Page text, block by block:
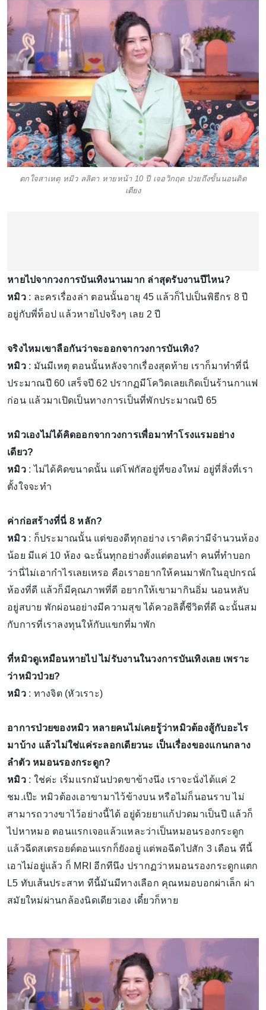
ตกใจสาเหตุ หมิว ลลิตา หายหน้า 10 ปี เจอวิกฤต ป่วยถึงขั้นนอนติด
เตียง
หายไปจากวงการบันเทิงนานมาก ล่าสุดรับงานปีไหน?
หมิว: ละครเรื่องล่า ตอนนั้นอายุ 45 แล้วก็ไปเป็นพิธีกร 8 ปี
อยู่กับพี่ท็อป แล้วหายไปจริงๆ เลย 2 ปี
จริงไหมเขาลือกันว่าจะออกจากวงการบันเทิง?
หมิว: มันมีเหตุ ตอนนั้นหลังจากเรื่องสุดท้าย เราก็มาทำที่นี่
ประมาณปี 60 เสร็จปี 62 ปรากฏมีโควิดเลยเกิดเป็นร้านกาแฟ
ก่อน แล้วมาเปิดเป็นทางการเป็นที่พักประมาณปี 65
หมิวเองไม่ได้คิดออกจากวงการเพื่อมาทำโรงแรมอย่าง
เดียว?
หมิว : ไม่ได้คิดขนาดนั้น แต่โฟกัสอยู่ที่ของใหม่ อยู่ที่สิ่งที่เรา
ตั้งใจจะทำ
ค่าก่อสร้างที่นี่ 8 หลัก?
หมิว: ก็ประมาณนั้น แต่ของดีทุกอย่าง เราคิดว่ามีจำนวนห้อง
น้อย มีแค่ 10 ห้อง ฉะนั้นทุกอย่างตั้งแต่ตอนทำ คนที่ทำบอก
ว่านี่ไม่เอากำไรเลยเหรอ คือเราอยากให้คนมาพักในอุปกรณ์
ห้องที่ดี แล้วก็มีคุณภาพที่ดี อยากให้เขามากินอิ่ม นอนหลับ
อยู่สบาย พักผ่อนอย่างมีความสุข ได้ควอลิตี้ชีวิตที่ดี ฉะนั้นสม
กับการที่เราลงทุนให้กับแขกที่มาพัก
ที่หมิวดูเหมือนหายไป ไม่รับงานในวงการบันเทิงเลย เพราะ
ว่าหมิวป่วย?
หมิว : ทางจิต (หัวเราะ)
อาการป่วยของหมิว หลายคนไม่เคยรู้ว่าหมิวต้องสู้กับอะไร
มาบ้าง แล้วไม่ใช่แค่ระลอกเดียวนะ เป็นเรื่องของแกนกลาง
ลำตัว หมอนรองกระดูก?
หมิว: ใช่ค่ะ เริ่มแรกมันปวดขาข้างนึง เราจะนั่งได้แค่ 2
ชม.เป๊ะ หมิวต้องเอาขามาไว้ข้างบน หรือไม่ก็นอนราบ ไม่
สามารถวางขาไว้อย่างนี้ได้ อยู่ด้วยยาแก้ปวดมาเป็นปี แล้วก็
ไปหาหมอ ตอนแรกเจอแล้วแหละว่าเป็นหมอนรองกระดูก
แล้วฉีดสเตรอยด์ตอนแรกก็ยังอยู่ แต่พอฉีดไปสัก 3 เดือน ทีนี้
เอาไม่อยู่แล้ว ก็ MRI อีกทีนึง ปรากฏว่าหมอนรองกระดูกแตก
L5 ทับเส้นประสาท ทีนี้มันมีทางเลือก คุณหมอบอกผ่าเล็ก ผ่า
สมัยใหม่ผ่านกล้องนิดเดียวเอง เดี๋ยวก็หาย